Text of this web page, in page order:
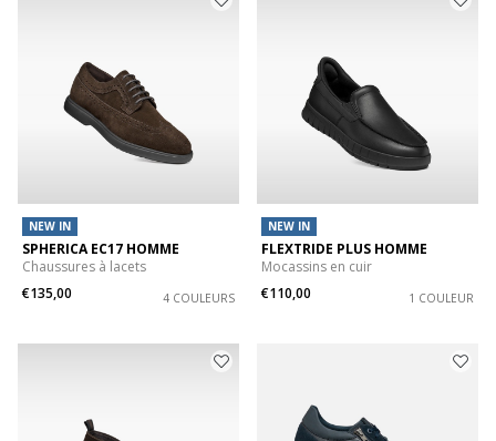
NEW IN
SPHERICA EC17 HOMME
Chaussures à lacets
€135,00
4 COULEURS
NEW IN
FLEXTRIDE PLUS HOMME
Mocassins en cuir
€110,00
1 COULEUR